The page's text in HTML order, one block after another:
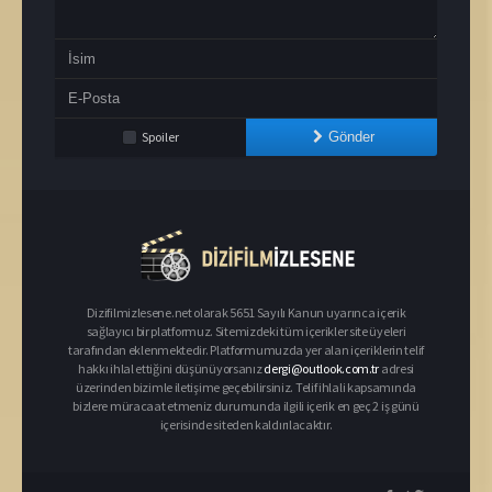
Spoiler Gönder
Dizifilmizlesene.net olarak 5651 Sayılı Kanun uyarınca içerik
sağlayıcı bir platformuz. Sitemizdeki tüm içerikler site üyeleri
tarafından eklenmektedir. Platformumuzda yer alan içeriklerin telif
hakkı ihlal ettiğini düşünüyorsanızdergi@outlook.com.tr adresi
üzerinden bizimle iletişime geçebilirsiniz. Telif ihlali kapsamında
bizlere müracaat etmeniz durumunda ilgili içerik en geç 2 iş günü
içerisinde siteden kaldırılacaktır.